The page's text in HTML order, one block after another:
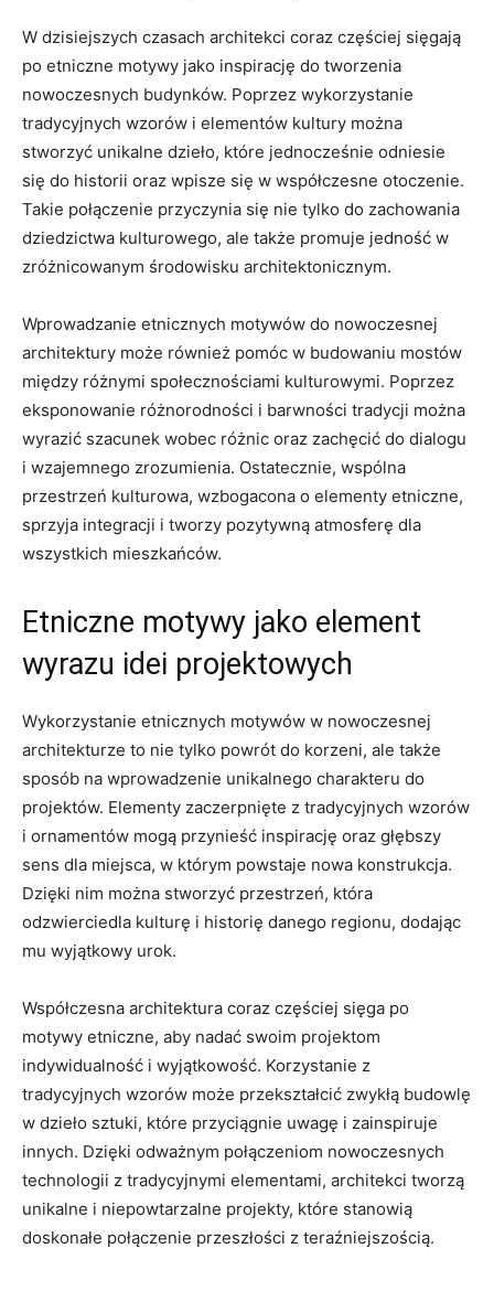
W dzisiejszych czasach architekci coraz częściej sięgają
po etniczne motywy jako inspirację do tworzenia
nowoczesnych budynków. Poprzez wykorzystanie
tradycyjnych wzorów i elementów kultury można
stworzyć unikalne dzieło,⁣ które jednocześnie odniesie
się do ⁣historii oraz wpisze ​się w współczesne otoczenie.
Takie połączenie przyczynia się nie tylko do zachowania
dziedzictwa kulturowego, ale także promuje jedność ‍w
zróżnicowanym środowisku architektonicznym.
Wprowadzanie etnicznych motywów do nowoczesnej
architektury może również‌ pomóc w budowaniu mostów
między różnymi ⁢społecznościami kulturowymi. Poprzez
eksponowanie różnorodności i barwności tradycji można
wyrazić szacunek wobec różnic oraz zachęcić do dialogu
i wzajemnego zrozumienia. Ostatecznie, wspólna
przestrzeń kulturowa, wzbogacona ​o ​elementy ⁤etniczne,⁢
sprzyja integracji i tworzy ​pozytywną⁢ atmosferę dla
wszystkich mieszkańców.
Etniczne motywy jako⁤ element
wyrazu idei projektowych
Wykorzystanie etnicznych motywów w nowoczesnej
architekturze to nie tylko​ powrót do korzeni, ale także
sposób na⁣ wprowadzenie unikalnego charakteru ⁢do
projektów. Elementy zaczerpnięte z tradycyjnych wzorów
i ornamentów mogą przynieść inspirację oraz głębszy
sens dla miejsca, w którym powstaje nowa konstrukcja.
Dzięki nim można stworzyć przestrzeń, która
odzwierciedla kulturę i historię danego regionu,​ dodając
mu wyjątkowy urok.
Współczesna architektura coraz⁣ częściej‌ sięga po
motywy etniczne, ⁢aby nadać swoim projektom
indywidualność i wyjątkowość. Korzystanie z ​
tradycyjnych wzorów‍ może przekształcić zwykłą budowlę
w ⁣dzieło sztuki, które przyciągnie uwagę i zainspiruje
innych. Dzięki odważnym połączeniom nowoczesnych
technologii z tradycyjnymi elementami, architekci tworzą
unikalne i niepowtarzalne projekty, które⁤ stanowią
doskonałe połączenie przeszłości ‍z teraźniejszością.